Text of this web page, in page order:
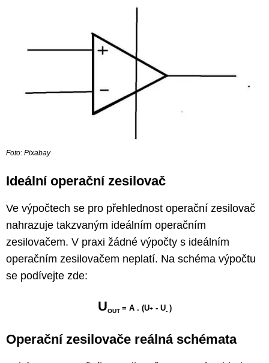
Foto: Pixabay
Ideální operační zesilovač
Ve výpočtech se pro přehlednost operační zesilovač
nahrazuje takzvaným ideálním operačním
zesilovačem. V praxi žádné výpočty s ideálním
operačním zesilovačem neplatí. Na schéma výpočtu
se podívejte zde:
UOUT = A . (U+- U- )
Operační zesilovače reálná schémata